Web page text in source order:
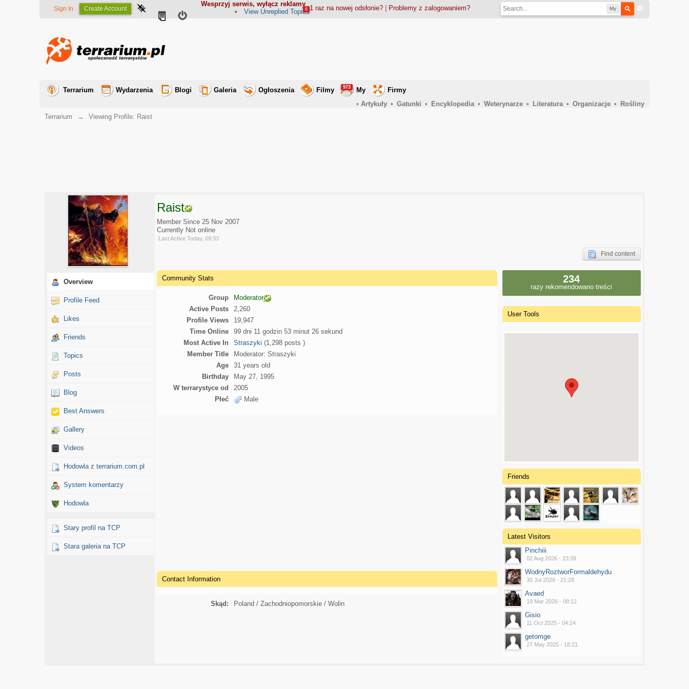
Wesprzyj serwis, wyłącz reklamy
My
Sign In Create Account 1 raz na nowej odsłonie?| Problemy z zalogowaniem?
View Unreplied Topics
6
Terrarium Wydarzenia Blogi Galeria Ogłoszenia Filmy My
973
Firmy
• Artykuły • Gatunki • Encyklopedia • Weterynarze • Literatura • Organizacje •
Rośliny
Terrarium
→ Viewing Profile: Raist
Overview
Profile Feed
Likes
Friends
Topics
Posts
Blog
Best Answers
Gallery
Videos
Hodowla z terrarium.com.pl
System komentarzy
Hodowla
Stary profil na TCP
Stara galeria na TCP
Raist
Member Since 25 Nov 2007
Currently Not online
Last Active Today, 09:33
Find content
Community Stats
Group
Moderator
Active Posts
2,260
Profile Views
19,947
Time Online
99 dni 11 godzin 53 minut 26 sekund
Most Active In
Straszyki (1,298 posts )
Member Title
Moderator: Straszyki
Age
31 years old
Birthday
May 27, 1995
W terrarystyce od
2005
Płeć
Male
Contact Information
Skąd: Poland / Zachodniopomorskie / Wolin
234
razy rekomendowano treści
User Tools
Friends
Latest Visitors
Pinchiii
02 Aug 2026 - 23:39
WodnyRoztworFormaldehydu
30 Jul 2026 - 21:28
Avaed
18 Mar 2026 - 08:12
Gisio
11 Oct 2025 - 04:24
getomge
27 May 2025 - 18:21